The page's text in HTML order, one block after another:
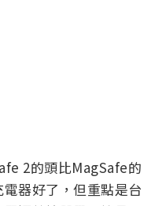
2的頭比MagSafe的
器好了，但重點是台